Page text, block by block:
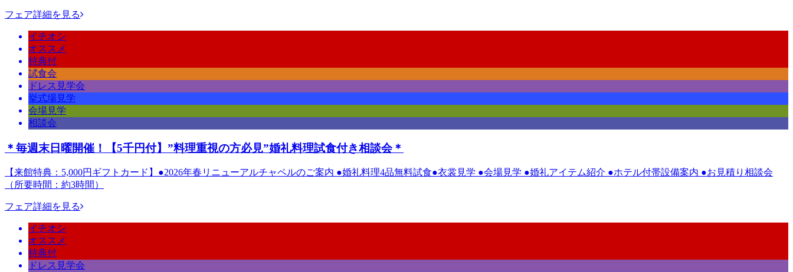
フェア詳細を見る
イチオシ
オススメ
特典付
試食会
ドレス見学会
挙式場見学
会場見学
相談会
＊毎週末日曜開催！【5千円付】”料理重視の方必見”婚礼料理試食付き相談会＊
【来館特典：5,000円ギフトカード】●2026年春リニューアルチャペルのご案内 ●婚礼料理4品無料試食●衣裳見学 ●会場見学 ●婚礼アイテム紹介 ●ホテル付帯設備案内 ●お見積り相談会
（所要時間：約3時間）
フェア詳細を見る
イチオシ
オススメ
特典付
ドレス見学会